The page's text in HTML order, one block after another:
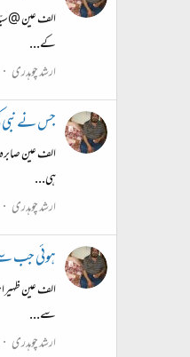
الف عین
کے...
ارشد چوہدری
جس نے نبی
الف عین
ہی...
ارشد چوہدری
ہوئی جب
الف عین
سے...
ارشد چوہدری